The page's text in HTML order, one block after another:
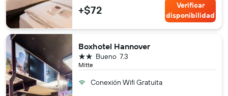
+$72
Verificar
disponibilidad
Boxhotel Hannover
Mitte
7.3
Bueno
2 estrellas
Conexión Wifi Gratuita